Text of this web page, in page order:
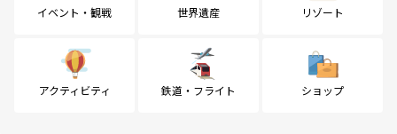
イベント・観戦 世界遺産 リゾート
アクティビティ 鉄道・フライト ショップ